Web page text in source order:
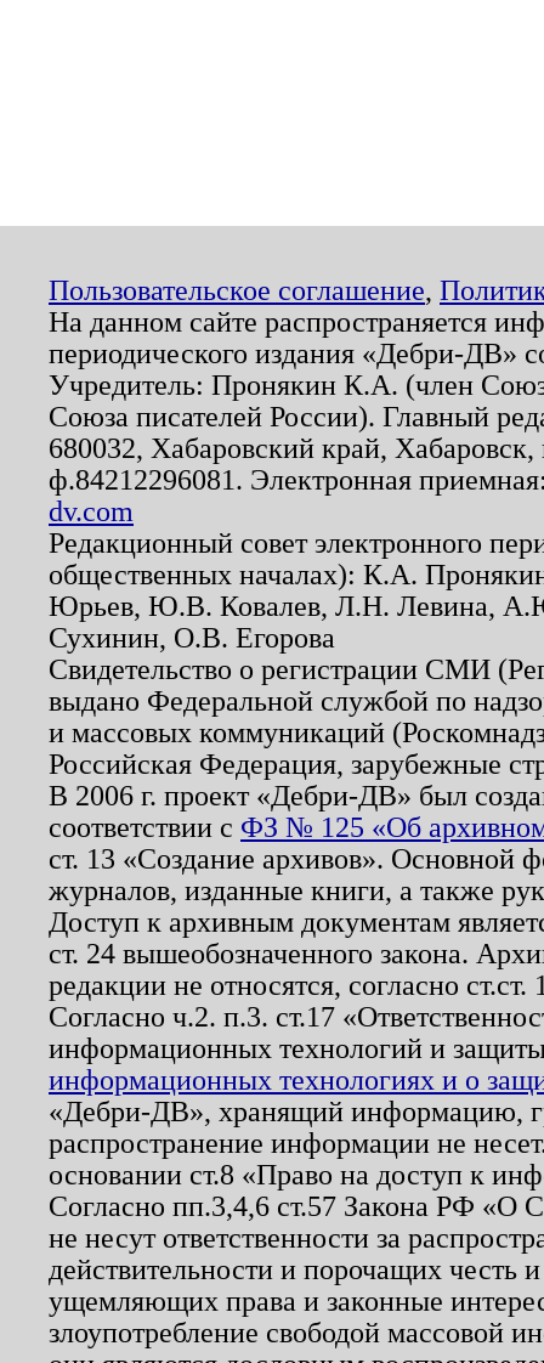
Пользовательское соглашение,
На данном сайте распространяется
периодического издания «Дебри-ДВ»
Учредитель: Пронякин К.А. (член
Союза писателей России). Главный
680032, Хабаровский край,
ф.84212296081. Электронная
dv.com
Редакционный совет электронного
общественных началах): К.А.
Юрьев, Ю.В. Ковалев, Л.Н. Левина,
Сухинин, О.В. Егорова
Свидетельство о регистрации СМИ
выдано Федеральной службой по
и массовых коммуникаций
Российская Федерация, зарубежные
В 2006 г. проект «Дебри-ДВ» был
соответствии с ФЗ № 125 «Об
ст. 13 «Создание архивов». Основной
журналов, изданные книги, а также
Доступ к архивным документам
ст. 24 вышеобозначенного закона.
редакции не относятся, согласно
Согласно ч.2. п.3. ст.17
информационных технологий и
информационных технологиях и о
«Дебри-ДВ», хранящий информацию,
распространение информации не
основании ст.8 «Право на доступ к
Согласно пп.3,4,6 ст.57 Закона РФ «О
не несут ответственности за
действительности и порочащих честь
ущемляющих права и законные
злоупотребление свободой массовой